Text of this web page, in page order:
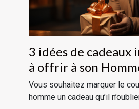
3 idées de cadeaux
à offrir à son
Vous souhaitez marquer le
homme un cadeau qu’il